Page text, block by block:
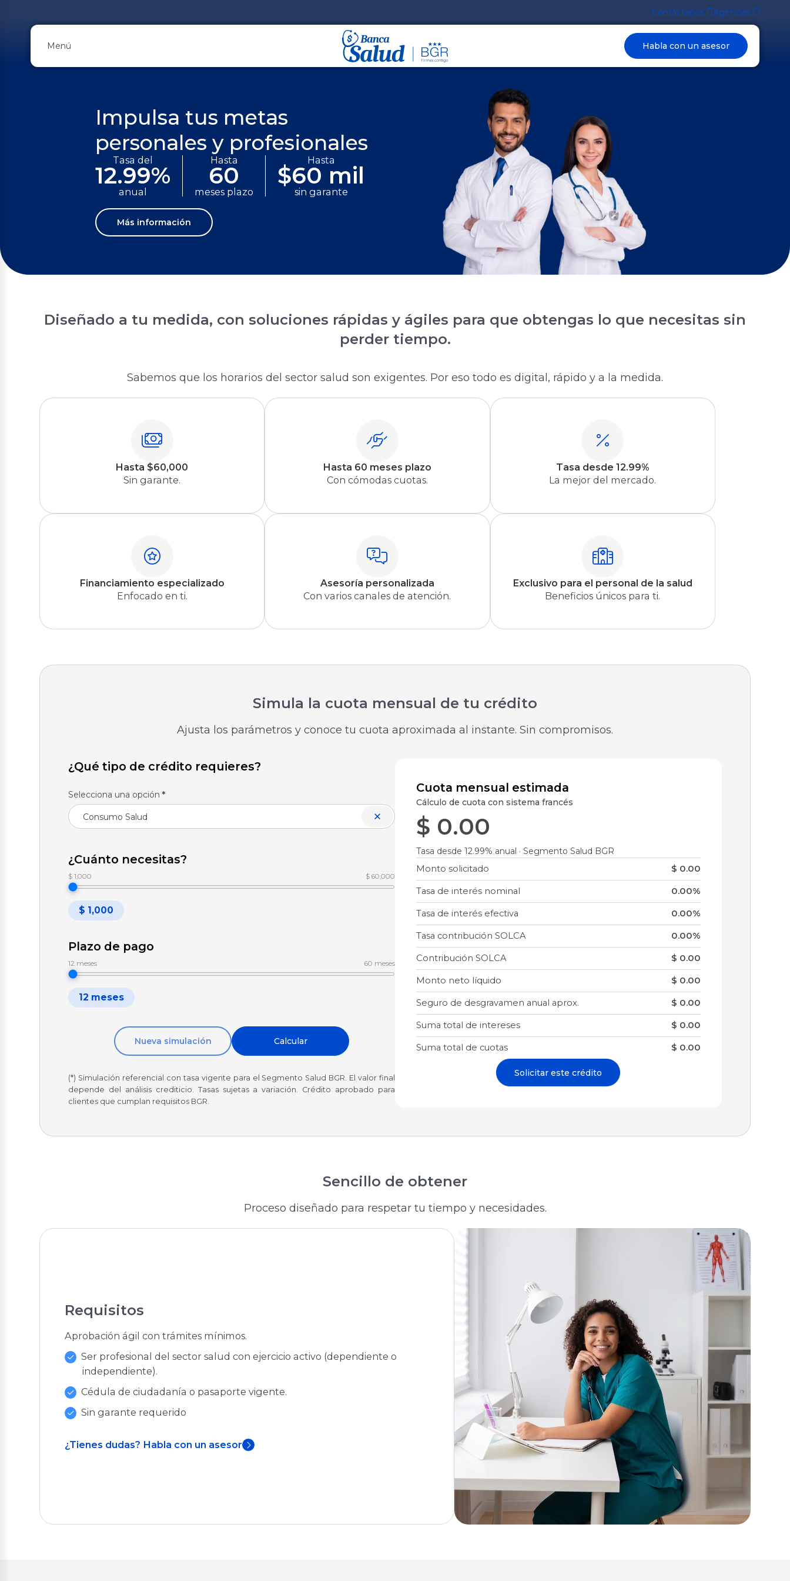
Contáctanos Agencias
Menú Habla con un asesor
Impulsa tus metas
personales y profesionales
Tasa del
12.99%
anual
Hasta
60
meses plazo
Hasta
$60 mil
sin garante
Más información
Diseñado a tu medida, con soluciones rápidas y ágiles para que obtengas lo que necesitas sin
perder tiempo.
Sabemos que los horarios del sector salud son exigentes. Por eso todo es digital, rápido y a la medida.
Hasta $60,000
Sin garante.
Hasta 60 meses plazo
Con cómodas cuotas.
Tasa desde 12.99%
La mejor del mercado.
Financiamiento especializado
Enfocado en ti.
Asesoría personalizada
Con varios canales de atención.
Exclusivo para el personal de la salud
Beneficios únicos para ti.
Simula la cuota mensual de tu crédito
Ajusta los parámetros y conoce tu cuota aproximada al instante. Sin compromisos.
¿Qué tipo de crédito requieres?
Selecciona una opción*
×
Consumo Salud
¿Cuánto necesitas?
$ 1,000 $ 60,000
$ 1,000
Plazo de pago
12 meses 60 meses
12 meses
Nueva simulación Calcular
(*) Simulación referencial con tasa vigente para el Segmento Salud BGR. El valor final
depende del análisis crediticio. Tasas sujetas a variación. Crédito aprobado para
clientes que cumplan requisitos BGR.
Cuota mensual estimada
Cálculo de cuota con sistema francés
$ 0.00
Tasa desde 12.99% anual · Segmento Salud BGR
Monto solicitado
$ 0.00
Tasa de interés nominal 0.00%
Tasa de interés efectiva 0.00%
Tasa contribución SOLCA 0.00%
Contribución SOLCA $ 0.00
Monto neto líquido $ 0.00
Seguro de desgravamen anual aprox. $ 0.00
Suma total de intereses $ 0.00
Suma total de cuotas $ 0.00
Solicitar este crédito
Sencillo de obtener
Proceso diseñado para respetar tu tiempo y necesidades.
Requisitos
Aprobación ágil con trámites mínimos.
Ser profesional del sector salud con ejercicio activo (dependiente o
independiente).
Cédula de ciudadanía o pasaporte vigente.
Sin garante requerido
¿Tienes dudas? Habla con un asesor